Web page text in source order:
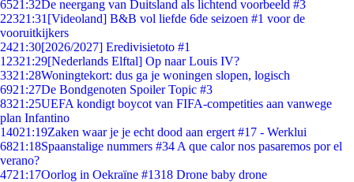
6521:32De neergang van Duitsland als lichtend voorbeeld #3
22321:31 [Videoland] B&B vol liefde 6de seizoen #1 voor de
vooruitkijkers
2421:30[2026/2027] Eredivisietoto #1
12321:29[Nederlands Elftal] Op naar Louis IV?
3321:28Woningtekort: dus ga je woningen slopen, logisch
6921:27De Bondgenoten Spoiler Topic #3
8321:25UEFA kondigt boycot van FIFA-competities aan vanwege
plan Infantino
14021:19Zaken waar je je echt dood aan ergert #17 - Werklui
6821:18Spaanstalige nummers #34 A que calor nos pasaremos por el
verano?
4721:17Oorlog in Oekraïne #1318 Drone baby drone